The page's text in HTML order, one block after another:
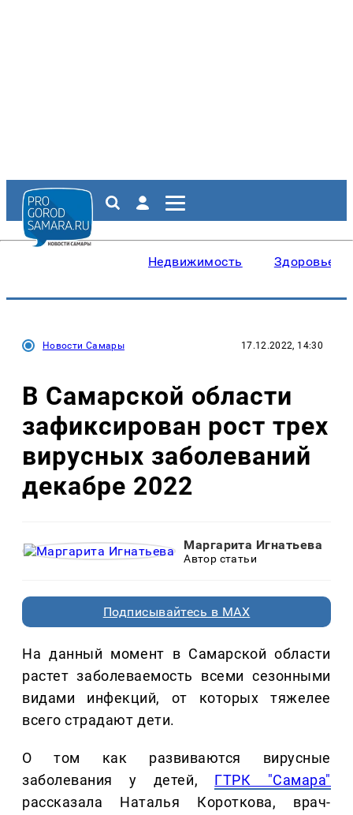
Недвижимость Здоровье
Новости Самары 17.12.2022, 14:30
В Самарской области
зафиксирован рост трех
вирусных заболеваний
декабре 2022
Маргарита Игнатьева
Автор статьи
Подписывайтесь в MAX
На данный момент в Самарской области
растет заболеваемость всеми сезонными
видами инфекций, от которых тяжелее
всего страдают дети.
О том как развиваются вирусные
заболевания у детей, ГТРК "Самара"
рассказала Наталья Короткова, врач-